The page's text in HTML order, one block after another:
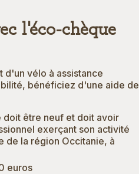
l'éco-chèque
d'un vélo à assistance
bénéficiez d'une aide de
doit être neuf et doit avoir
exerçant son activité
de la région Occitanie, à
euros